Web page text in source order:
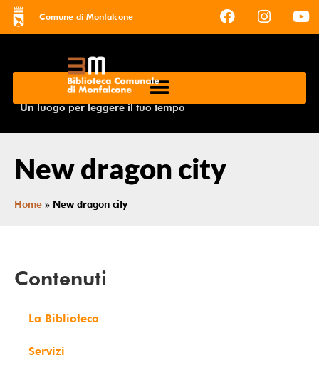
Comune di Monfalcone
Un luogo per leggere il tuo tempo
New dragon city
Home » New dragon city
Contenuti
La Biblioteca
Servizi